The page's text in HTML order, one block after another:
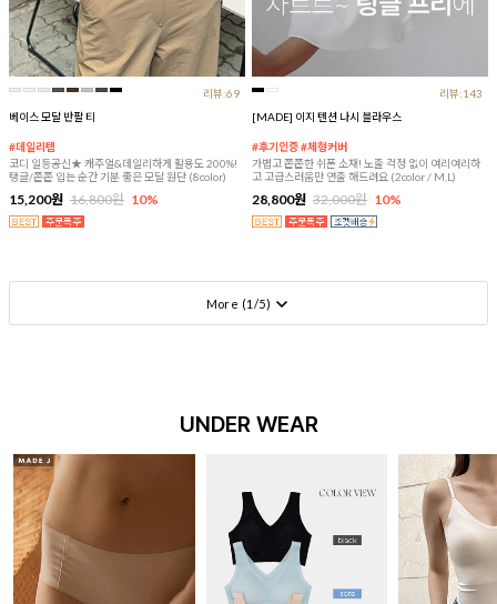
리뷰:69
베이스 모달 반팔 티
#데일리템
코디 일등공신★ 캐주얼&데일리하게 활용도 200%!
탱글/쫀쫀 입는 순간 기분 좋은 모달 원단 (8color)
15,200원 16,800원 10%
리뷰:143
[MADE] 이지 텐션 나시 블라우스
#후기인증 #체형커버
가볍고 쫀쫀한 쉬폰 소재! 노출 걱정 없이 여리여리하
고 고급스러움만 연출 해드려요 (2color / M,L)
28,800원 32,000원 10%
More (1 /5)
UNDER WEAR